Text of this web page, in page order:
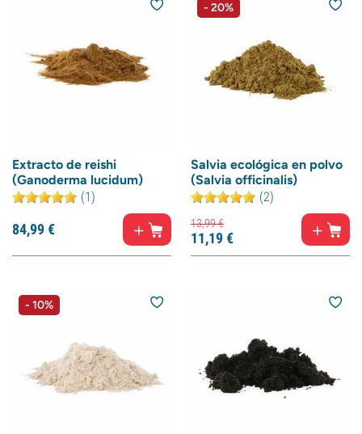
Extracto de reishi
(Ganoderma lucidum)
(1)
84,99€
- 20%
Salvia ecológica en polvo
(Salvia officinalis)
(2)
13,99€
11,19€
- 10%